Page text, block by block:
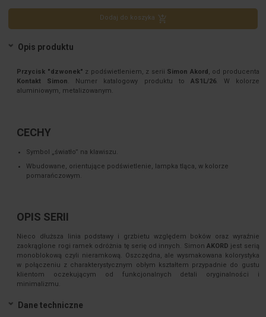
Dodaj do koszyka
Opis produktu
Przycisk "dzwonek" z podświetleniem, z serii Simon Akord , od producenta
Kontakt Simon. Numer katalogowy produktu to AS1L/26. W kolorze
aluminiowym, metalizowanym.
CECHY
Symbol „światło” na klawiszu.
Wbudowane, orientujące podświetlenie, lampka tląca, w kolorze
pomarańczowym.
OPIS SERII
Nieco dłuższa linia podstawy i grzbietu względem boków oraz wyraźnie
zaokrąglone rogi ramek odróżnia tę serię od innych. SimonAKORD jest serią
monoblokową czyli nieramkową. Oszczędna, ale wysmakowana kolorystyka
w połączeniu z charakterystycznym obłym kształtem przypadnie do gustu
klientom oczekującym od funkcjonalnych detali oryginalności i
minimalizmu.
Dane techniczne